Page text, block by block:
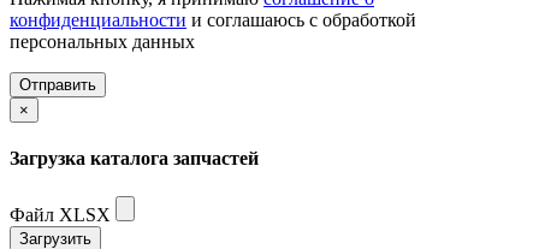
конфиденциальности и соглашаюсь с обработкой
персональных данных
Отправить
×
Загрузка каталога запчастей
Файл XLSX
Загрузить